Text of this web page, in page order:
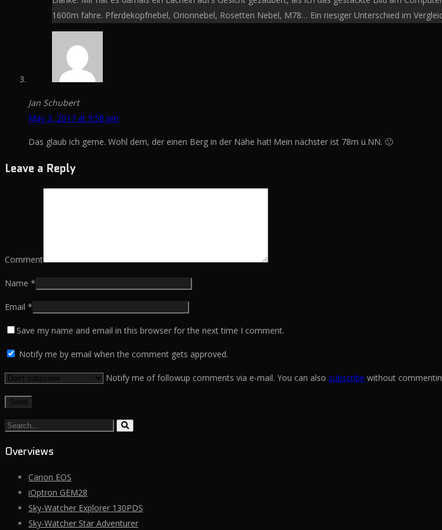
1600m fahre. Pferdekopfnebel, Orionnebel, Rosetten Nebel, M78… Ein riesiger Unterschied im
Jan Schubert
May 3, 2017 at 9:58 pm
Das glaub ich gerne. Wohl dem, der einen Berg in der Nähe hat! Mein nächster ist 78m ü.NN. 🙂
Leave a Reply
Comment
Name *
Email *
Save my name and email in this browser for the next time I comment.
Notify me by email when the comment gets approved.
Notify me of followup comments via e-mail. You can also subscribe without
Search...
Overviews
Canon EOS
iOptron GEM28
Sky-Watcher Explorer 130PDS
Sky-Watcher Star Adventurer